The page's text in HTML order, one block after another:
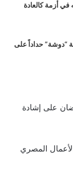
أزمة كالعادة
“دوشة” حداداً على
على إشادة
المصري